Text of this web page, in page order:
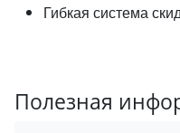
Гибкая система
Полезная